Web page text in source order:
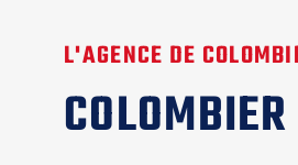
L'AGENCE DE